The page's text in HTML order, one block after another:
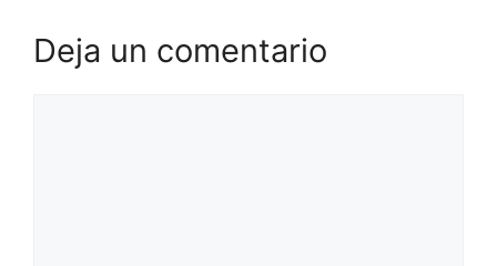
Deja un comentario